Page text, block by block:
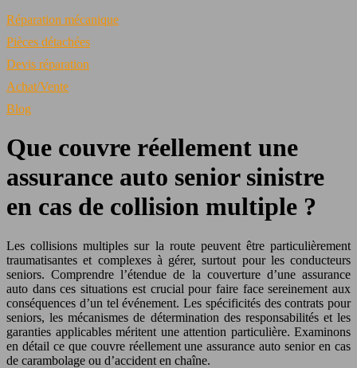
Réparation mécanique
Pièces détachées
Devis réparation
Achat/Vente
Blog
Que couvre réellement une
assurance auto senior sinistre
en cas de collision multiple ?
Les collisions multiples sur la route peuvent être particulièrement
traumatisantes et complexes à gérer, surtout pour les conducteurs
seniors. Comprendre l’étendue de la couverture d’une assurance
auto dans ces situations est crucial pour faire face sereinement aux
conséquences d’un tel événement. Les spécificités des contrats pour
seniors, les mécanismes de détermination des responsabilités et les
garanties applicables méritent une attention particulière. Examinons
en détail ce que couvre réellement une assurance auto senior en cas
de carambolage ou d’accident en chaîne.